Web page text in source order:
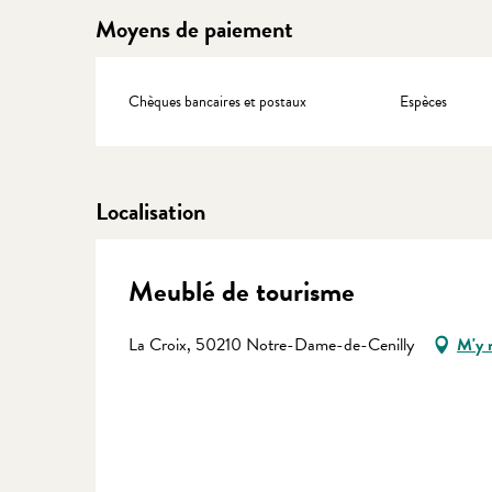
Moyens de paiement
Chèques bancaires et postaux Espèces
Localisation
Meublé de tourisme
La Croix, 50210 Notre-Dame-de-Cenilly M'y